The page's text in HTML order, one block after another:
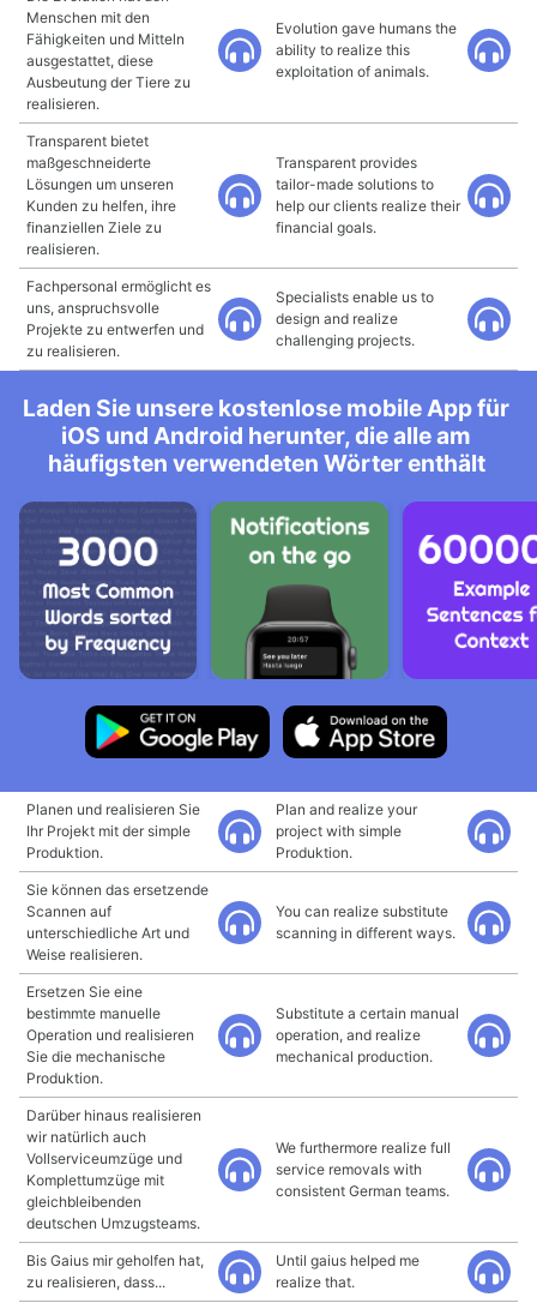
Menschen mit den
Fähigkeiten und Mitteln
ausgestattet, diese
Ausbeutung der Tiere zu
realisieren.
Evolution gave humans the
ability to realize this
exploitation of animals.
Transparent bietet
maßgeschneiderte
Lösungen um unseren
Kunden zu helfen, ihre
finanziellen Ziele zu
realisieren.
Transparent provides
tailor-made solutions to
help our clients realize their
financial goals.
Fachpersonal ermöglicht es
uns, anspruchsvolle
Projekte zu entwerfen und
zu realisieren.
Specialists enable us to
design and realize
challenging projects.
Laden Sie unsere kostenlose mobile App für
iOS und Android herunter, die alle am
häufigsten verwendeten Wörter enthält
Planen und realisieren Sie
Ihr Projekt mit der simple
Produktion.
Plan and realize your
project with simple
Produktion.
Sie können das ersetzende
Scannen auf
unterschiedliche Art und
Weise realisieren.
You can realize substitute
scanning in different ways.
Ersetzen Sie eine
bestimmte manuelle
Operation und realisieren
Sie die mechanische
Produktion.
Substitute a certain manual
operation, and realize
mechanical production.
Darüber hinaus realisieren
wir natürlich auch
Vollserviceumzüge und
Komplettumzüge mit
gleichbleibenden
deutschen Umzugsteams.
We furthermore realize full
service removals with
consistent German teams.
Bis Gaius mir geholfen hat,
zu realisieren, dass...
Until gaius helped me
realize that.